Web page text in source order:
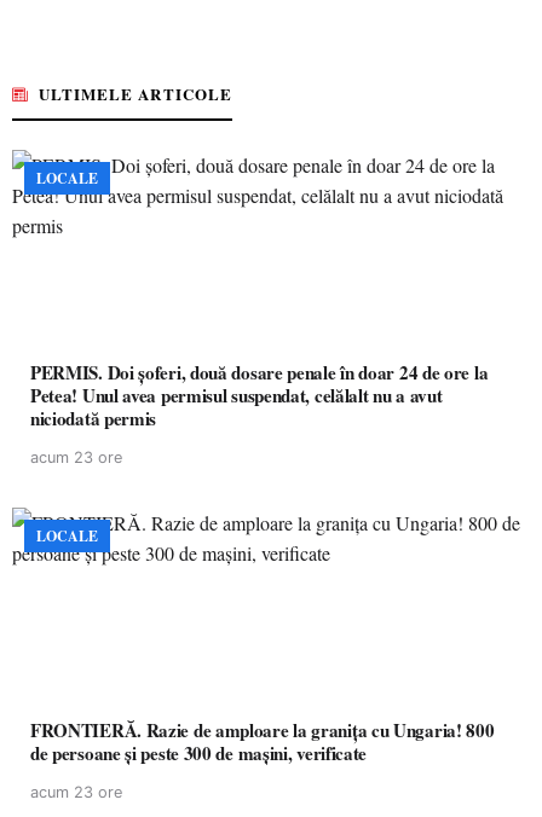
ULTIMELE ARTICOLE
LOCALE
PERMIS. Doi șoferi, două dosare penale în doar 24 de ore la
Petea! Unul avea permisul suspendat, celălalt nu a avut
niciodată permis
acum 23 ore
LOCALE
FRONTIERĂ. Razie de amploare la granița cu Ungaria! 800
de persoane și peste 300 de mașini, verificate
acum 23 ore